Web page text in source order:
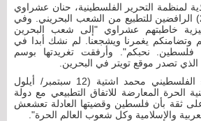
لمنظمة التحرير الفلسطينية، حنان عشراوي
(11 سبتمبر/ ايلول 2020) الرافضين للتطبيع من الشعب البحريني. وفي
خاطبتهم عشراوي "إلى شعب البحرين
وتضامنكم يغمرنا ويشجعنا. لم نشك أبدا في
فلسطين. نحبكم". وأرفقت تغريدتها بوسم
تصدر موقع تويتر في البحرين.
كما أشاد رئيس الوزراء الفلسطيني محمد اشتية (12 سبتمبر/ أيلول
الحرة المعارضة للاتفاق التطبيعي مع دولة
ثقة بأن فلسطين وقضيتها العادلة تعشعش
والإسلامية وكل شعوب العالم الحرة".